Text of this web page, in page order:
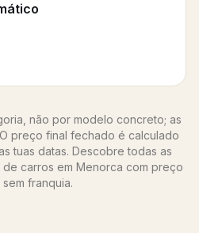
não por modelo concreto; as
preço final fechado é calculado
tuas datas. Descobre todas as
de carros em Menorca com preço
franquia.